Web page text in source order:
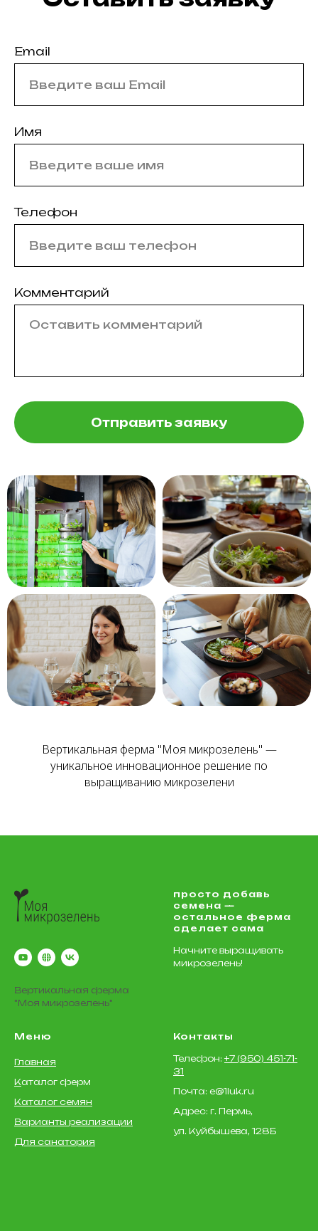
Email
Имя
Телефон
Комментарий
Отправить заявку
Вертикальная ферма "Моя микрозелень" —
уникальное инновационное решение по
выращиванию микрозелени
Вертикальная ферма
"Моя микрозелень"
просто добавь
семена —
остальное ферма
сделает сама
Начните выращивать
микрозелень!
Меню
Главная
Каталог ферм
Каталог семян
Варианты реализации
Для санатория
Контакты
Телефон: +7 (950) 451-71-
31
Почта: e@1luk.ru
Адрес: г. Пермь,
ул. Куйбышева, 128Б